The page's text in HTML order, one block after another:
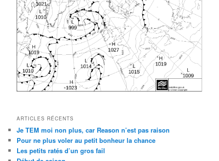
ARTICLES RÉCENTS
Je TEM moi non plus, car Reason n’est pas raison
Pour ne plus voler au petit bonheur la chance
Les petits ratés d’un gros fail